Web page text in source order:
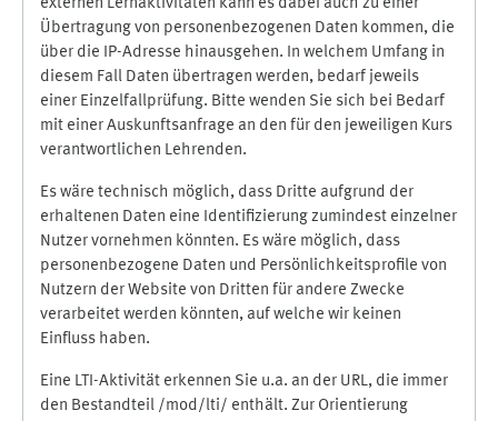
externen Lernaktivitäten kann es dabei auch zu einer
Übertragung von personenbezogenen Daten kommen, die
über die IP-Adresse hinausgehen. In welchem Umfang in
diesem Fall Daten übertragen werden, bedarf jeweils
einer Einzelfallprüfung. Bitte wenden Sie sich bei Bedarf
mit einer Auskunftsanfrage an den für den jeweiligen Kurs
verantwortlichen Lehrenden.
Es wäre technisch möglich, dass Dritte aufgrund der
erhaltenen Daten eine Identifizierung zumindest einzelner
Nutzer vornehmen könnten. Es wäre möglich, dass
personenbezogene Daten und Persönlichkeitsprofile von
Nutzern der Website von Dritten für andere Zwecke
verarbeitet werden könnten, auf welche wir keinen
Einfluss haben.
Eine LTI-Aktivität erkennen Sie u.a. an der URL, die immer
den Bestandteil /mod/lti/ enthält. Zur Orientierung